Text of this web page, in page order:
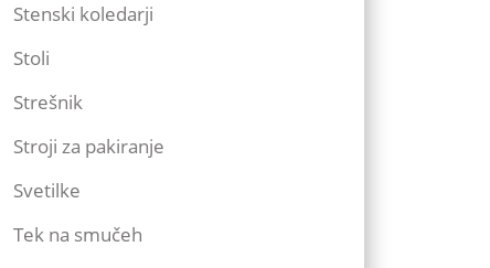
Stenski koledarji
Stoli
Strešnik
Stroji za pakiranje
Svetilke
Tek na smučeh